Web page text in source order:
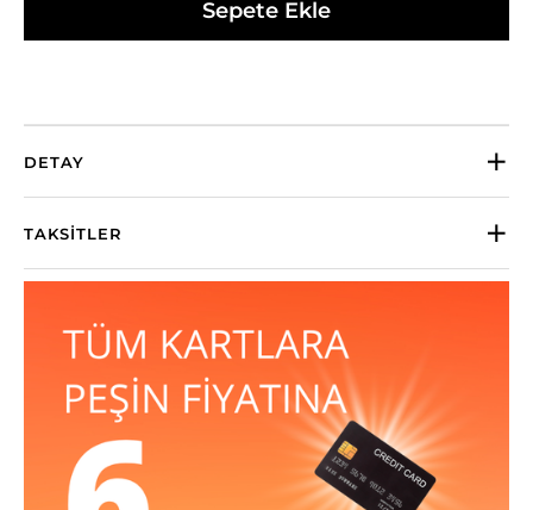
Sepete Ekle
DETAY
TAKSITLER